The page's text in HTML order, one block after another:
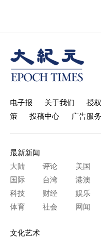
电子报 关于我们 授
策
投稿中心 广告服务
最新新闻
大陆
评论
美国
国际
台湾
港澳
科技
财经
娱乐
体育
社会 网闻
文化艺术